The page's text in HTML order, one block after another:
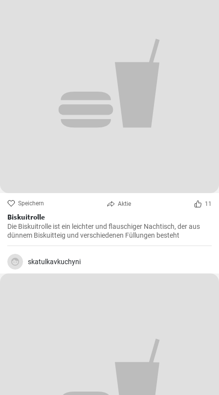
Speichern Aktie 11
Biskuitrolle
Die Biskuitrolle ist ein leichter und flauschiger Nachtisch, der aus
dünnem Biskuitteig und verschiedenen Füllungen besteht
skatulkavkuchyni